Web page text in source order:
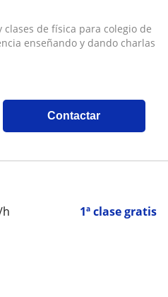
de física para colegio de
enseñando y dando charlas
Contactar
1ª clase gratis